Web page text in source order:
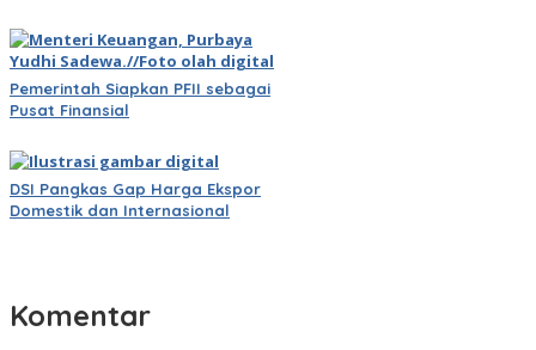
Pemerintah Siapkan PFII sebagai
Pusat Finansial
DSI Pangkas Gap Harga Ekspor
Domestik dan Internasional
Komentar